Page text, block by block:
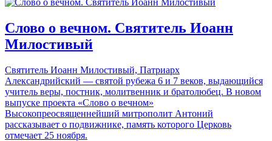
Слово о вечном. Святитель Иоанн
Милостивый
Святитель Иоанн Милостивый, Патриарх
Александрийский — святой рубежа 6 и 7 веков, выдающийся
учитель веры, постник, молитвенник и братолюбец. В новом
выпуске проекта «Слово о вечном»
Высокопреосвященнейший митрополит Антоний
рассказывает о подвижнике, память которого Церковь
отмечает 25 ноября.